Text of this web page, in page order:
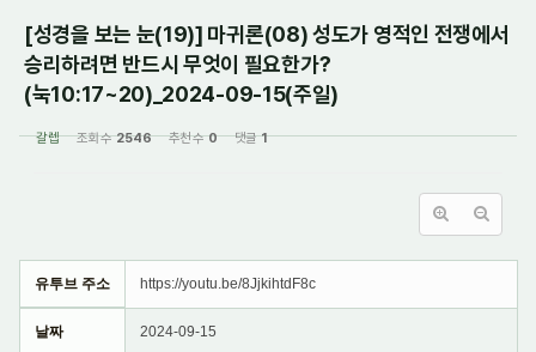
[성경을 보는 눈(19)] 마귀론(08) 성도가 영적인 전쟁에서
승리하려면 반드시 무엇이 필요한가?
(눅10:17~20)_2024-09-15(주일)
갈렙 조회 수2546 추천 수0 댓글1
유투브 주소 https://youtu.be/8JjkihtdF8c
날짜 2024-09-15